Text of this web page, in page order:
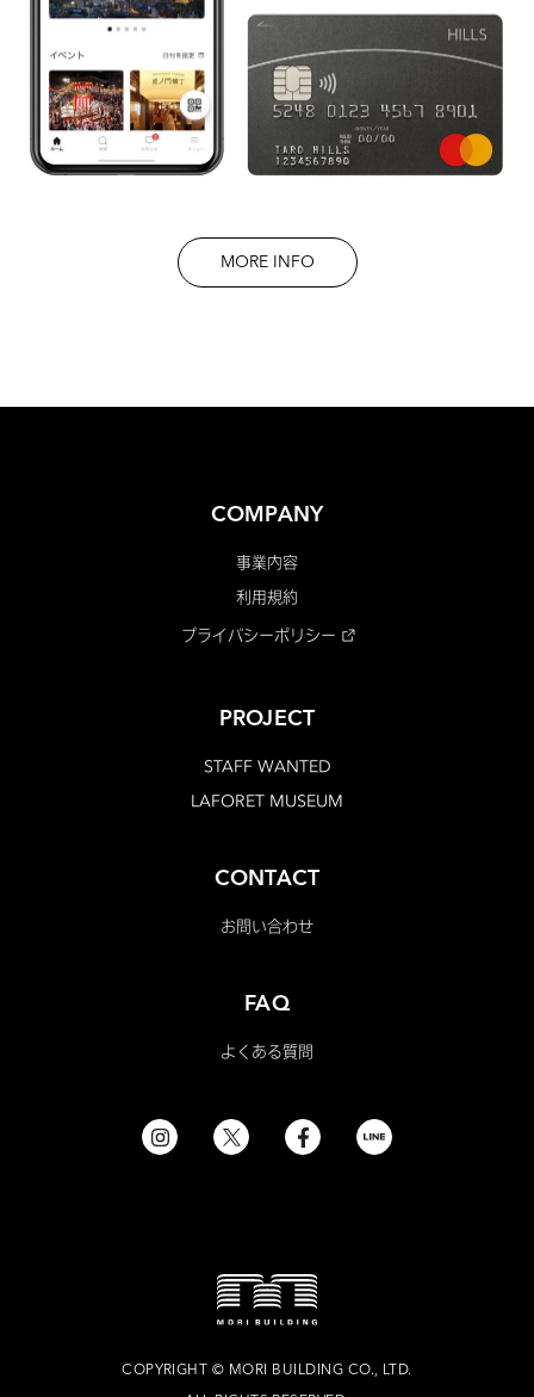
MORE INFO
COMPANY
事業内容
利用規約
プライバシーポリシー
PROJECT
STAFF WANTED
LAFORET MUSEUM
CONTACT
お問い合わせ
FAQ
よくある質問
COPYRIGHT © MORI BUILDING CO., LTD.